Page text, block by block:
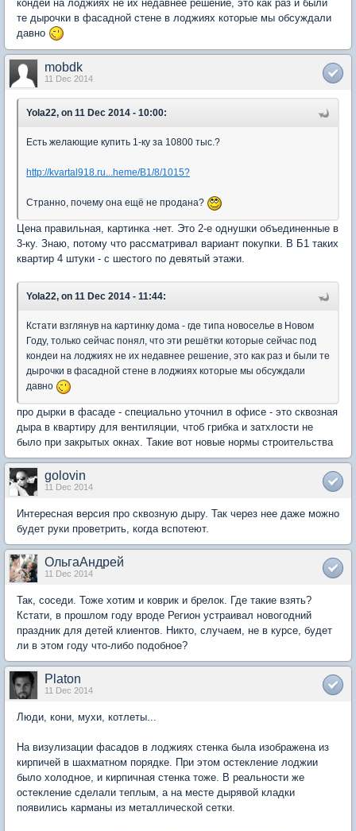
кондеи на лоджиях не их недавнее решение, это как раз и были
те дырочки в фасадной стене в лоджиях которые мы обсуждали
давно
mobdk
11 Dec 2014
Yola22, on 11 Dec 2014 - 10:00:
Есть желающие купить 1-ку за 10800 тыс.?
http://kvartal918.ru...heme/B1/8/1015?
Странно, почему она ещё не продана?
Цена правильная, картинка -нет. Это 2-е однушки объединенные в
3-ку. Знаю, потому что рассматривал вариант покупки. В Б1 таких
квартир 4 штуки - с шестого по девятый этажи.
Yola22, on 11 Dec 2014 - 11:44:
Кстати взглянув на картинку дома - где типа новоселье в Новом
Году, только сейчас понял, что эти решётки которые сейчас под
кондеи на лоджиях не их недавнее решение, это как раз и были те
дырочки в фасадной стене в лоджиях которые мы обсуждали
давно
про дырки в фасаде - специально уточнил в офисе - это сквозная
дыра в квартиру для вентиляции, чтоб грибка и затхлости не
было при закрытых окнах. Такие вот новые нормы строительства
golovin
11 Dec 2014
Интересная версия про сквозную дыру. Так через нее даже можно
будет руки проветрить, когда вспотеют.
ОльгаАндрей
11 Dec 2014
Так, соседи. Тоже хотим и коврик и брелок. Где такие взять?
Кстати, в прошлом году вроде Регион устраивал новогодний
праздник для детей клиентов. Никто, случаем, не в курсе, будет
ли в этом году что-либо подобное?
Platon
11 Dec 2014
Люди, кони, мухи, котлеты...
На визулизации фасадов в лоджиях стенка была изображена из
кирпичей в шахматном порядке. При этом остекление лоджии
было холодное, и кирпичная стенка тоже. В реальности же
остекление сделали теплым, а на месте дырявой кладки
появились карманы из металлической сетки.